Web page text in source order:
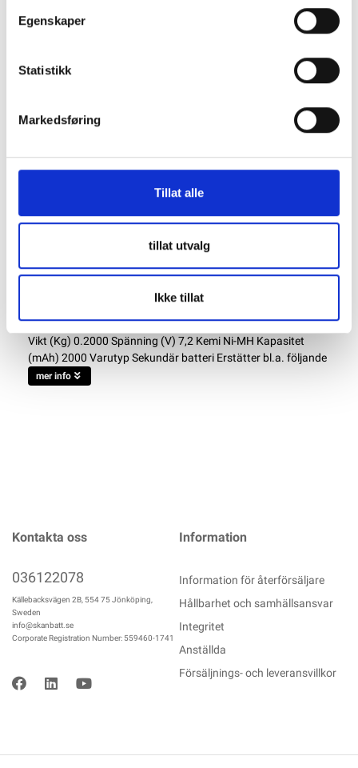
Egenskaper
Statistikk
Markedsføring
Tillat alle
tillat utvalg
Ikke tillat
Varutyp
Sekundär batt..
Produktnummer:
Dela den här produkten
Specifikation
Vikt (Kg) 0.2000 Spänning (V) 7,2 Kemi Ni-MH Kapasitet
(mAh) 2000 Varutyp Sekundär batteri Erstätter bl.a. följande
mer info
Kontakta oss
036122078
Källebacksvägen 2B, 554 75 Jönköping,
Sweden
info@skanbatt.se
Corporate Registration Number: 559460-1741
Information
Information för återförsäljare
Hållbarhet och samhällsansvar
Integritet
Anställda
Försäljnings- och leveransvillkor